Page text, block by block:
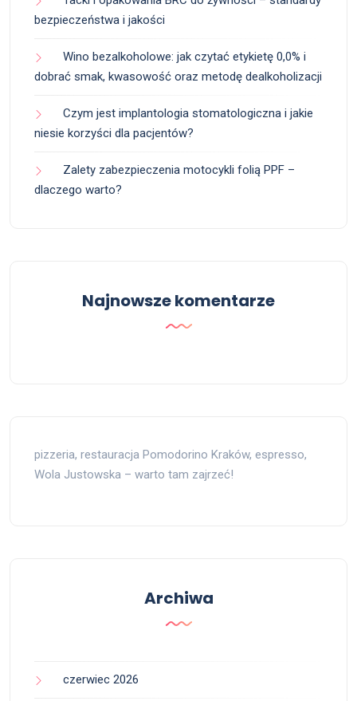
bezpieczeństwa i jakości
Wino bezalkoholowe: jak czytać etykietę 0,0% i
dobrać smak, kwasowość oraz metodę dealkoholizacji
Czym jest implantologia stomatologiczna i jakie
niesie korzyści dla pacjentów?
Zalety zabezpieczenia motocykli folią PPF –
dlaczego warto?
Najnowsze komentarze
pizzeria, restauracja Pomodorino Kraków, espresso,
Wola Justowska – warto tam zajrzeć!
Archiwa
czerwiec 2026